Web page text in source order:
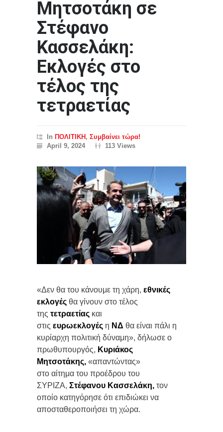
Μητσοτάκη σε
Στέφανο
Κασσελάκη:
Εκλογές στο
τέλος της
τετραετίας
In ΠΟΛΙΤΙΚΗ , Συμβαίνει τώρα!
April 9, 2024
113 Views
«Δεν θα του κάνουμε τη χάρη, εθνικές
εκλογές θα γίνουν στο τέλος
της τετραετίας και
στις ευρωεκλογές η ΝΔ θα είναι πάλι η
κυρίαρχη πολιτική δύναμη», δήλωσε ο
πρωθυπουργός, Κυριάκος
Μητσοτάκης, «απαντώντας»
στο αίτημα του προέδρου του
ΣΥΡΙΖΑ, Στέφανου Κασσελάκη, τον
οποίο κατηγόρησε ότι επιδιώκει να
αποσταθεροποιήσει τη χώρα.